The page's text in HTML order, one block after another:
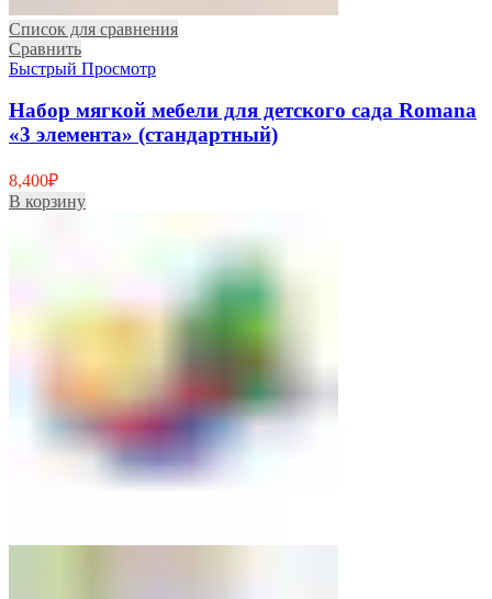
Список для сравнения
Сравнить
Быстрый Просмотр
Набор мягкой мебели для детского сада Romana
«3 элемента» (стандартный)
8,400₽
В корзину